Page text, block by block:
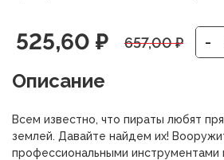
657,00₽
Первоначальная
цена
составляла
657,00 ₽.
525,60 ₽
Текущая
цена:
525,60 ₽.
-
Описание
Всем известно, что пираты любят
землей. Давайте найдем их!
профессиональными инструментами